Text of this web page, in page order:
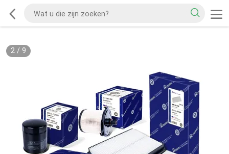
2/ 9